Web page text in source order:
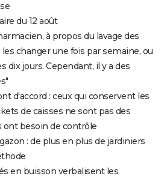
du 12 août
à propos du lavage des
les changer une fois par semaine, ou
dix jours. Cependant, il y a des
d'accord : ceux qui conservent les
de caisses ne sont pas des
ont besoin de contrôle
: de plus en plus de jardiniers
en buisson verbalisent les